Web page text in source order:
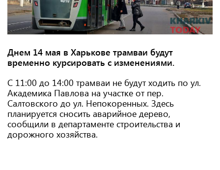
Днем 14 мая в Харькове трамваи будут
временно курсировать с изменениями.
С 11:00 до 14:00 трамваи не будут ходить по ул.
Академика Павлова на участке от пер.
Салтовского до ул. Непокоренных. Здесь
планируется сносить аварийное дерево,
сообщили в департаменте строительства и
дорожного хозяйства.